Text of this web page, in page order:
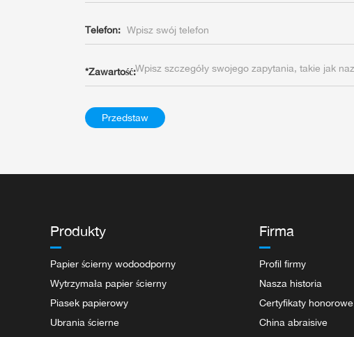
Telefon:
*Zawartość:
Przedstaw
Produkty
Papier ścierny wodoodporny
Wytrzymała papier ścierny
Piasek papierowy
Ubrania ścierne
Firma
Profil firmy
Nasza historia
Certyfikaty honorowe
China abraisive